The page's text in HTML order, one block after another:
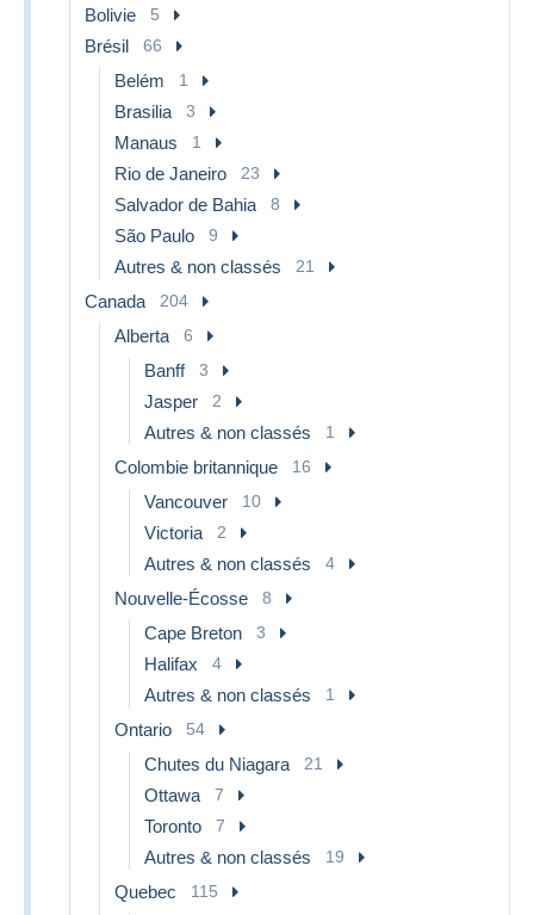
Bolivie 5
Brésil 66
Belém 1
Brasilia 3
Manaus 1
Rio de Janeiro 23
Salvador de Bahia 8
São Paulo 9
Autres & non classés 21
Canada 204
Alberta 6
Banff 3
Jasper 2
Autres & non classés 1
Colombie britannique 16
Vancouver 10
Victoria 2
Autres & non classés 4
Nouvelle-Écosse 8
Cape Breton 3
Halifax 4
Autres & non classés 1
Ontario 54
Chutes du Niagara 21
Ottawa 7
Toronto 7
Autres & non classés 19
Quebec 115